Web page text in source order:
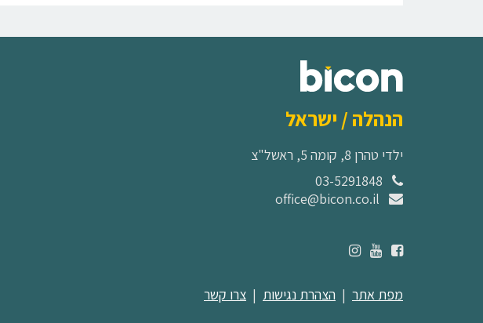
הנהלה / ישראל
ילדי טהרן 8, קומה 5, ראשל"צ
מפת אתר | הצהרת נגישות | צרו קשר